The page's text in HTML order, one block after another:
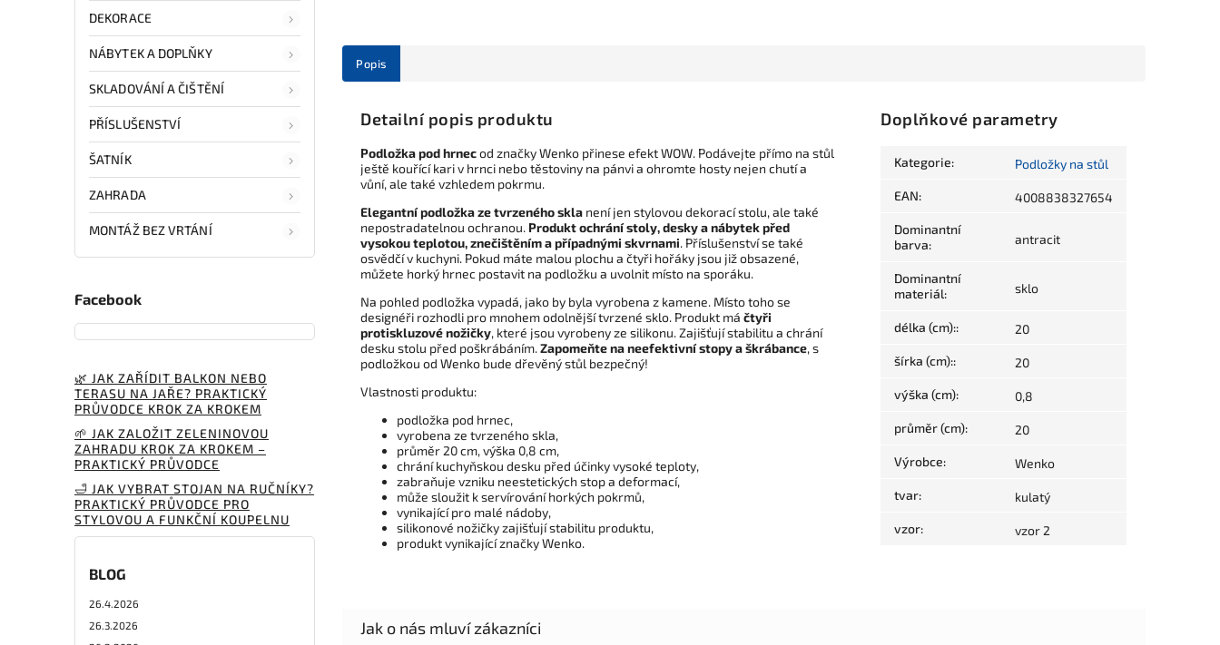
DEKORACE
NÁBYTEK A DOPLŇKY
SKLADOVÁNÍ A ČIŠTĚNÍ
PŘÍSLUŠENSTVÍ
ŠATNÍK
ZAHRADA
MONTÁŽ BEZ VRTÁNÍ
Facebook
🌿 JAK ZAŘÍDIT BALKON NEBO
TERASU NA JAŘE? PRAKTICKÝ
PRŮVODCE KROK ZA KROKEM
🌱 JAK ZALOŽIT ZELENINOVOU
ZAHRADU KROK ZA KROKEM –
PRAKTICKÝ PRŮVODCE
🛁 JAK VYBRAT STOJAN NA RUČNÍKY?
PRAKTICKÝ PRŮVODCE PRO
STYLOVOU A FUNKČNÍ KOUPELNU
BLOG
26.4.2026
26.3.2026
Popis
Detailní popis produktu
Podložka pod hrnecod značky Wenko přinese efekt WOW. Podávejte přímo na stůl
ještě kouřící kari v hrnci nebo těstoviny na pánvi a ohromte hosty nejen chutí a
vůní, ale také vzhledem pokrmu.
Elegantní podložka ze tvrzeného skla není jen stylovou dekorací stolu, ale také
nepostradatelnou ochranou. Produkt ochrání stoly, desky a nábytek před
vysokou teplotou, znečištěním a případnými skvrnami. Příslušenství se také
osvědčí v kuchyni. Pokud máte malou plochu a čtyři hořáky jsou již obsazené,
můžete horký hrnec postavit na podložku a uvolnit místo na sporáku.
Na pohled podložka vypadá, jako by byla vyrobena z kamene. Místo toho se
designéři rozhodli pro mnohem odolnější tvrzené sklo. Produkt má čtyři
protiskluzové nožičky, které jsou vyrobeny ze silikonu. Zajišťují stabilitu a chrání
desku stolu před poškrábáním.Zapomeňte na neefektivní stopy a škrábance, s
podložkou od Wenko bude dřevěný stůl bezpečný!
Vlastnosti produktu:
podložka pod hrnec,
vyrobena ze tvrzeného skla,
průměr 20 cm, výška 0,8 cm,
chrání kuchyňskou desku před účinky vysoké teploty,
zabraňuje vzniku neestetických stop a deformací,
může sloužit k servírování horkých pokrmů,
vynikající pro malé nádoby,
silikonové nožičky zajišťují stabilitu produktu,
produkt vynikající značky Wenko.
Doplňkové parametry
Kategorie: Podložky na stůl
EAN: 4008838327654
Dominantní
barva: antracit
Dominantní
materiál: sklo
délka (cm):: 20
šírka (cm):: 20
výška (cm): 0,8
průměr (cm): 20
Výrobce: Wenko
tvar: kulatý
vzor: vzor 2